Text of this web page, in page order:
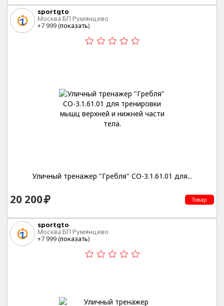
sportgto
Москва БП Румянцево
+7 999 (показать)
Уличный тренажер "Гребля" СО-3.1.61.01 для...
20 200 Товар
sportgto
Москва БП Румянцево
+7 999 (показать)